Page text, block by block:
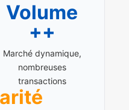
Volume
++
Marché dynamique,
nombreuses
transactions